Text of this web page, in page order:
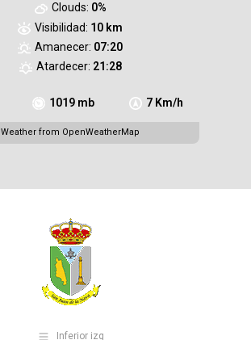
1019 mb 7 Km/h
Clouds: 0%
Visibilidad: 10 km
Amanecer: 07:20
Atardecer: 21:28
Weather from OpenWeatherMap
Inferior izq